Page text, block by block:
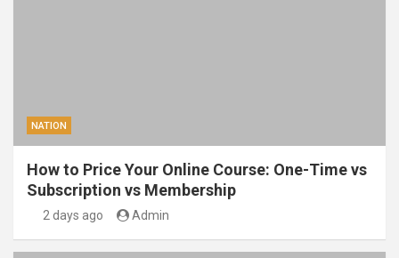
NATION
How to Price Your Online Course: One-Time vs
Subscription vs Membership
2 days ago Admin